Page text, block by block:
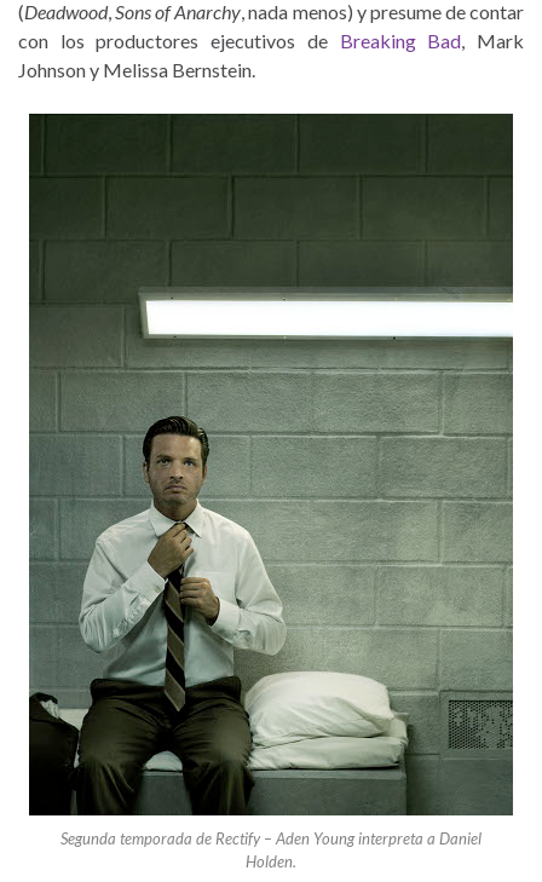
(Deadwood,Sons of Anarchy, nada menos) y presume de contar
con los productores ejecutivos de Breaking Bad, Mark
Johnson y Melissa Bernstein.
Segunda temporada de Rectify – Aden Young interpreta a Daniel
Holden.